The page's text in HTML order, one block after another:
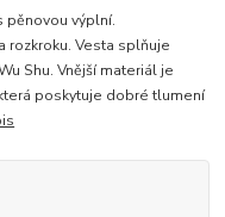
pěnovou výplní.
rozkroku. Vesta splňuje
Shu. Vnější materiál je
poskytuje dobré tlumení